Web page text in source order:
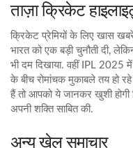
ताज़ा क्रिकेट
क्रिकेट प्रेमियों के लिए खास
भारत को एक बड़ी चुनौती दी,
भी दम दिखाया. वहीं IPL 2025
के बीच रोमांचक मुकाबले तय हो
हैं तो आपको ये जानकर खुशी
अपनी शक्ति साबित की.
अन्य खेल समाचार